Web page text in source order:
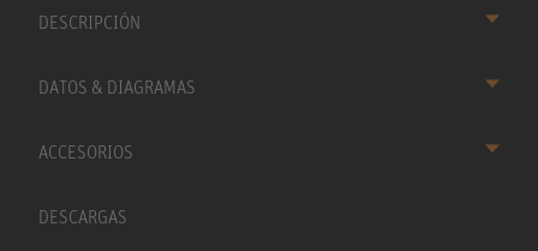
DESCRIPCIÓN
DATOS & DIAGRAMAS
ACCESORIOS
DESCARGAS